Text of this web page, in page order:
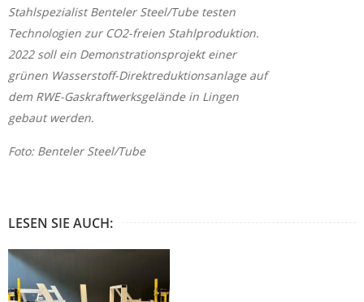
Stahlspezialist Benteler Steel/Tube testen
Technologien zur CO2-freien Stahlproduktion.
2022 soll ein Demonstrationsprojekt einer
grünen Wasserstoff-Direktreduktionsanlage auf
dem RWE-Gaskraftwerksgelände in Lingen
gebaut werden.
Foto: Benteler Steel/Tube
LESEN SIE AUCH: